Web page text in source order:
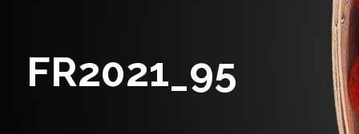
FR2021_95